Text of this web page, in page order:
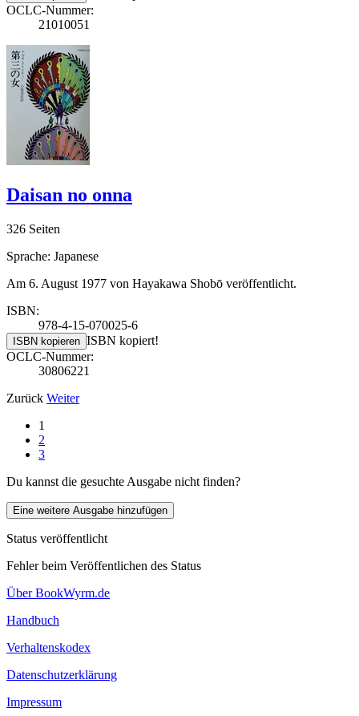
OCLC-Nummer:
21010051
Daisan no onna
326 Seiten
Sprache: Japanese
Am 6. August 1977 von Hayakawa Shobō veröffentlicht.
ISBN:
978-4-15-070025-6
ISBN kopieren ISBN kopiert!
OCLC-Nummer:
30806221
Zurück Weiter
1
2
3
Du kannst die gesuchte Ausgabe nicht finden?
Eine weitere Ausgabe hinzufügen
Status veröffentlicht
Fehler beim Veröffentlichen des Status
Über BookWyrm.de
Handbuch
Verhaltenskodex
Datenschutzerklärung
Impressum